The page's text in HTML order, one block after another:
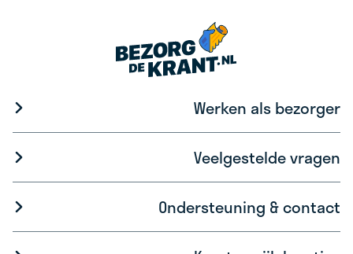
Werken als bezorger
Veelgestelde vragen
Ondersteuning & contact